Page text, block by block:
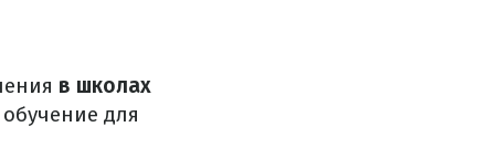
в школах
для